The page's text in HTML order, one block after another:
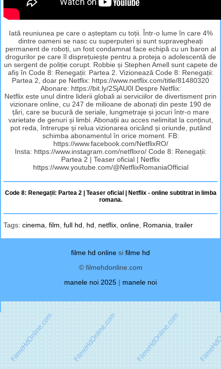
Iată reuniunea pe care o așteptam cu toții. Într-o lume în care 4%
dintre oameni se nasc cu superputeri și sunt supravegheați
permanent de roboți, un fost condamnat face echipă cu un baron al
drogurilor pe care îl disprețuiește pentru a proteja o adolescentă de
un sergent de poliție corupt. Robbie și Stephen Amell sunt capete de
afiș în Code 8: Renegații: Partea 2. Vizionează Code 8: Renegații:
Partea 2, doar pe Netflix: https://www.netflix.com/title/81480320
Abonare: https://bit.ly/2SjAU0l Despre Netflix:
Netflix este unul dintre liderii globali ai serviciilor de divertisment prin
vizionare online, cu 247 de milioane de abonați din peste 190 de
țări, care se bucură de seriale, lungmetraje și jocuri într-o mare
varietate de genuri și limbi. Abonații au acces nelimitat la conținut,
pot reda, întrerupe și relua vizionarea oricând și oriunde, putând
schimba abonamentul în orice moment. FB:
https://www.facebook.com/NetflixRO/
Insta: https://www.instagram.com/netflixro/ Code 8: Renegații:
Partea 2 | Teaser oficial | Netflix
https://www.youtube.com/@NetflixRomaniaOfficial
Code 8: Renegații: Partea 2 | Teaser oficial | Netflix - online subtitrat in limba
romana.
Tags: cinema film full hd hd netflix online Romania trailer
filme hd online si filme hd
© filmehdonline.com
manele noi 2025 | manele noi